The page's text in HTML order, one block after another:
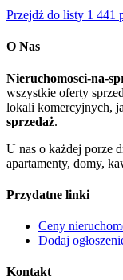
Przejdź do listy 1 441
O Nas
Nieruchomosci-na-
wszystkie oferty
lokali komercyjnych,
sprzedaż.
U nas o każdej porze
apartamenty, domy,
Przydatne linki
Ceny
Dodaj
Kontakt